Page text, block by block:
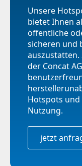
Unsere
bietet Ihnen
öffentliche
sicheren und
auszustatten.
der Concat
Hotspots
Nutzung.
jetzt